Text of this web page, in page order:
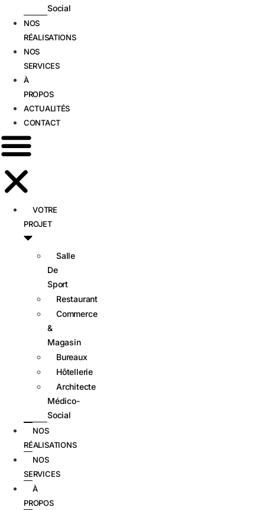
Social
NOS
RÉALISATIONS
NOS
SERVICES
À
PROPOS
ACTUALITÉS
CONTACT
VOTRE
PROJET
Salle
De
Sport
Restaurant
Commerce
&
Magasin
Bureaux
Hôtellerie
Architecte
Médico-
Social
NOS
RÉALISATIONS
NOS
SERVICES
À
PROPOS